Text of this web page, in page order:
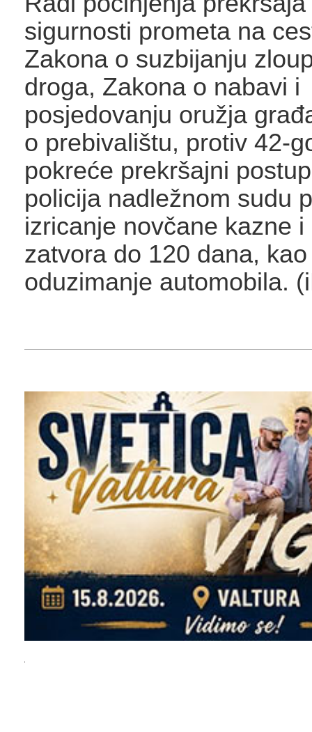
sigurnosti prometa na
Zakona o suzbijanju
droga, Zakona o nabavi i
posjedovanju oružja
o prebivalištu, protiv 42-
pokreće prekršajni
policija nadležnom sudu
izricanje novčane kazne i
zatvora do 120 dana,
oduzimanje automobila.